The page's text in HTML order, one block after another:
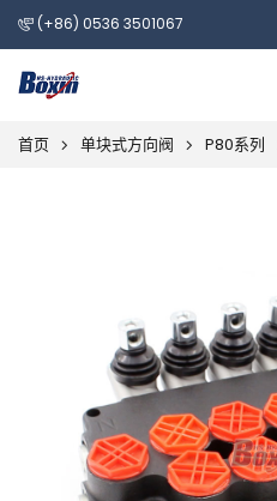
(+86) 0536 3501067
首页 单块式方向阀 P80系列